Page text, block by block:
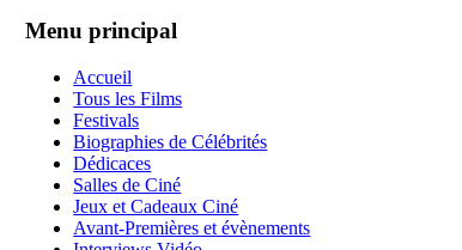
Menu principal
Accueil
Tous les Films
Festivals
Biographies de Célébrités
Dédicaces
Salles de Ciné
Jeux et Cadeaux Ciné
Avant-Premières et évènements